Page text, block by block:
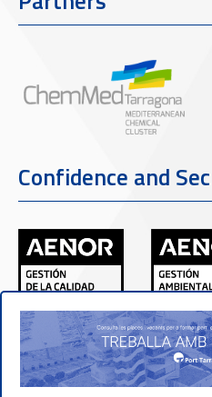
Confidence and